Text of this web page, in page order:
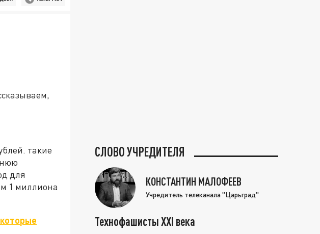
такие
для
1 миллиона
СЛОВО УЧРЕДИТЕЛЯ
КОНСТАНТИН МАЛОФЕЕВ
Учредитель телеканала "Царьград"
Технофашисты XXI века